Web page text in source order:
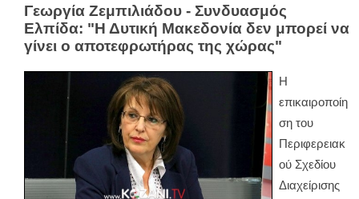
Γεωργία Ζεμπιλιάδου - Συνδυασμός
Ελπίδα: "Η Δυτική Μακεδονία δεν μπορεί να
γίνει ο αποτεφρωτήρας της χώρας"
Η
επικαιροποίη
ση του
Περιφερειακ
ού Σχεδίου
Διαχείρισης